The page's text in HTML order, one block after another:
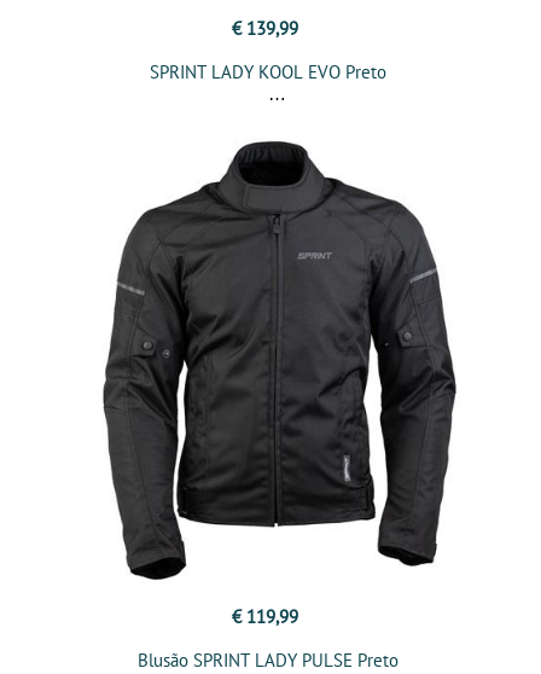
€ 139,99
SPRINT LADY KOOL EVO Preto
€ 119,99
Blusão SPRINT LADY PULSE Preto